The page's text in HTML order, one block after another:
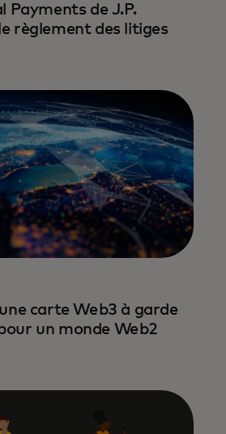
Payments de J.P.
règlement des litiges
carte Web3 à garde
un monde Web2